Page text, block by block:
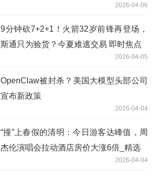
2026-04-06
9分钟砍7+2+1！火箭32岁前锋再登场，
斯通只为验货？今夏难逃交易 即时焦点
2026-04-05
OpenClaw被封杀？美国大模型头部公司
宣布新政策
2026-04-04
“撞”上春假的清明：今日游客达峰值，周
杰伦演唱会拉动酒店房价大涨6倍_精选
2026-04-04